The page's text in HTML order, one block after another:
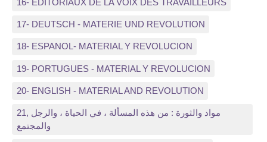
16- EDITORIAUX DE LA VOIX DES TRAVAILLEURS
17- DEUTSCH - MATERIE UND REVOLUTION
18- ESPANOL- MATERIAL Y REVOLUCION
19- PORTUGUES - MATERIAL Y REVOLUCION
20- ENGLISH - MATERIAL AND REVOLUTION
21, مواد والثورة : من هذه المسألة ، في الحياة ، والرجل
والمجتمع